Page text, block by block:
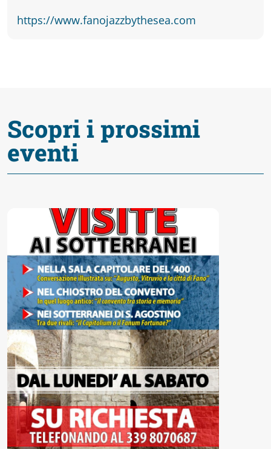
https://www.fanojazzbythesea.com
Scopri i prossimi
eventi